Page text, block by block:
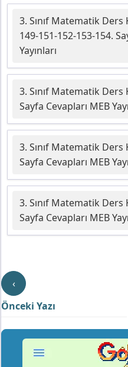
3. Sınıf Matematik Ders
149-151-152-153-154.
Yayınları
3. Sınıf Matematik Ders
Sayfa Cevapları MEB
3. Sınıf Matematik Ders
Sayfa Cevapları MEB
3. Sınıf Matematik Ders
Sayfa Cevapları MEB
‹
Önceki Yazı